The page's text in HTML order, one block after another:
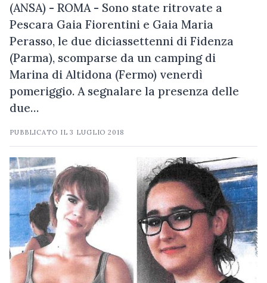
(ANSA) - ROMA - Sono state ritrovate a
Pescara Gaia Fiorentini e Gaia Maria
Perasso, le due diciassettenni di Fidenza
(Parma), scomparse da un camping di
Marina di Altidona (Fermo) venerdì
pomeriggio. A segnalare la presenza delle
due…
PUBBLICATO IL3 LUGLIO 2018